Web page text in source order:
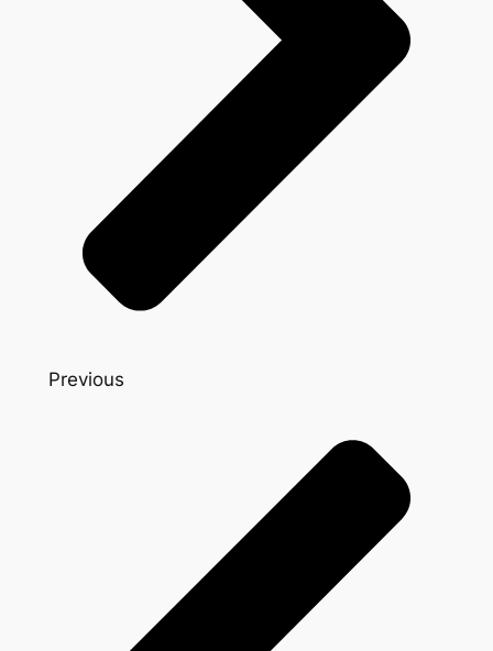
Previous